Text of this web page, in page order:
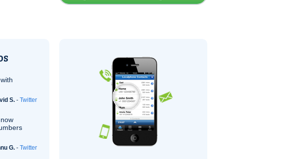
S. - Twitter
G. - Twitter